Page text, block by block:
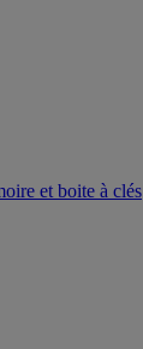
et boite à clés